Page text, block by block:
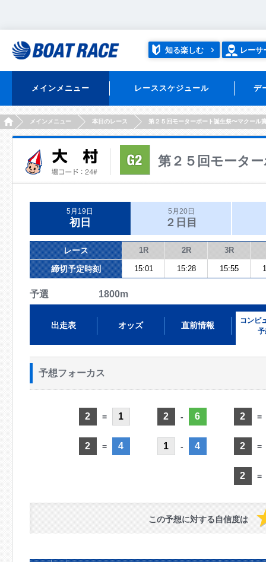
知る楽しむ レーサ
メインメニュー レーススケジュール デ
HOMEメインメニュー 本日のレース 第２５回モーターボート誕生祭〜マクール
第２５回モータ
5月19日
初日
5月20日
２日目
レース 1R 2R 3R
締切予定時刻 15:01 15:28 15:55
予選 1800m
出走表 オッズ 直前情報
コンピ
予
予想フォーカス
2 = 1
2 = 4
2 - 6
1 - 4
2 =
2 =
2 =
この予想に対する自信度は